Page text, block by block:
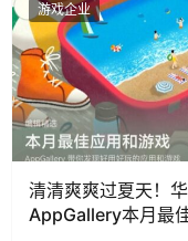
游戏企业
清清爽爽过夏天！
AppGallery本月最